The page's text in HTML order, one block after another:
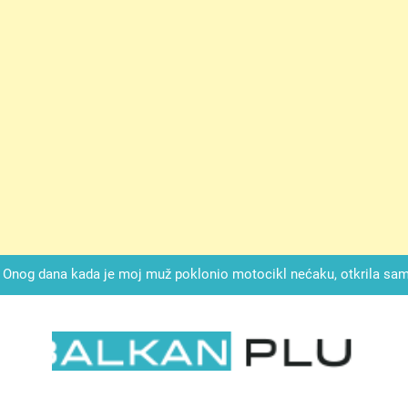
Onog dana kada je moj muž poklonio motocikl nećaku, otkrila
SAM ČAŠU: BIO JE SIN ŽENE ZA KOJU SU
mi je svekrva čupala infuziju i šaptala da umrem kako bi se
nije znala da je ispod zavoja ostao gumb koji je snimao svaku